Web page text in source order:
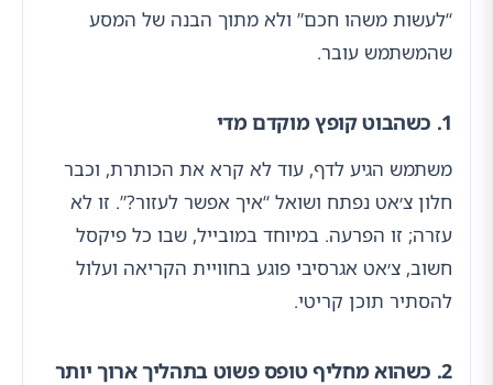
“לעשות משהו חכם” ולא מתוך הבנה של המסע
שהמשתמש עובר.
1. כשהבוט קופץ מוקדם מדי
משתמש הגיע לדף, עוד לא קרא את הכותרת, וכבר
חלון צ׳אט נפתח ושואל “איך אפשר לעזור?”. זו לא
עזרה; זו הפרעה. במיוחד במובייל, שבו כל פיקסל
חשוב, צ׳אט אגרסיבי פוגע בחוויית הקריאה ועלול
להסתיר תוכן קריטי.
2. כשהוא מחליף טופס פשוט בתהליך ארוך יותר